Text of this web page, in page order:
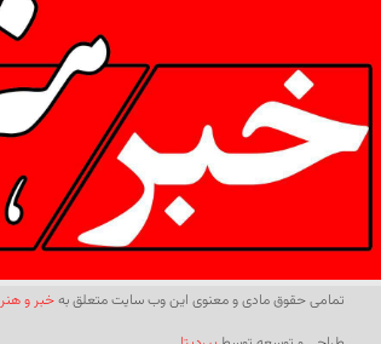
تمامی حقوق مادی و معنوی این وب سایت متعلق بهخبر و هنر